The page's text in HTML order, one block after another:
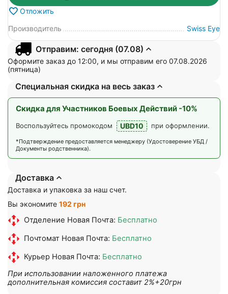
Отложить
Производитель
Swiss Eye
Отправим: сегодня (07.08)
Оформите заказ до 12:00, и мы отправим его 07.08.2026
(пятница)
Специальная скидка на весь заказ
Скидка для Участников Боевых Действий -10%
Воспользуйтесь промокодом UBD10 при оформлении.
*Подтверждение предоставляется менеджеру (Удостоверение УБД /
Документы родственника).
Доставка
Доставка и упаковка за наш счет.
Вы экономите 192 грн
Отделение Новая Почта: Бесплатно
Почтомат Новая Почта: Бесплатно
Курьер Новая Почта: Бесплатно
При использовании наложенного платежа
дополнительная комиссия составит 2%+20грн